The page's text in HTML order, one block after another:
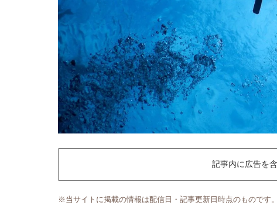
記事内に広告を
※当サイトに掲載の情報は配信日・記事更新日時点のものです